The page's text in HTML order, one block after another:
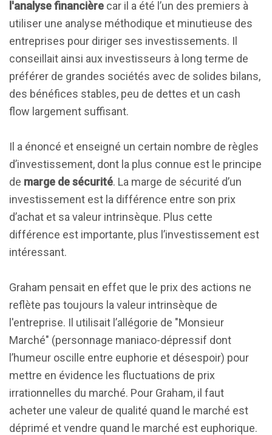
l'analyse financière car il a été l’un des premiers à
utiliser une analyse méthodique et minutieuse des
entreprises pour diriger ses investissements. Il
conseillait ainsi aux investisseurs à long terme de
préférer de grandes sociétés avec de solides bilans,
des bénéfices stables, peu de dettes et un cash
flow largement suffisant.
Il a énoncé et enseigné un certain nombre de règles
d’investissement, dont la plus connue est le principe
de marge de sécurité. La marge de sécurité d’un
investissement est la différence entre son prix
d’achat et sa valeur intrinsèque. Plus cette
différence est importante, plus l’investissement est
intéressant.
Graham pensait en effet que le prix des actions ne
reflète pas toujours la valeur intrinsèque de
l'entreprise. Il utilisait l’allégorie de "Monsieur
Marché" (personnage maniaco-dépressif dont
l’humeur oscille entre euphorie et désespoir) pour
mettre en évidence les fluctuations de prix
irrationnelles du marché. Pour Graham, il faut
acheter une valeur de qualité quand le marché est
déprimé et vendre quand le marché est euphorique.